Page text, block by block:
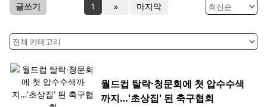
글쓰기 1 » 마지막
월드컵 탈락·청문회에 첫 압수수색
까지…'초상집' 된 축구협회